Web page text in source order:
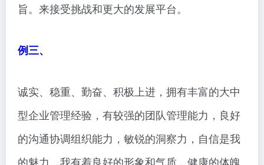
旨。来接受挑战和更大的发展平台。
例三、
诚实、稳重、勤奋、积极上进，拥有丰富的大中
型企业管理经验，有较强的团队管理能力，良好
的沟通协调组织能力，敏锐的洞察力，自信是我
的魅力。我有着良好的形象和气质，健康的体魄